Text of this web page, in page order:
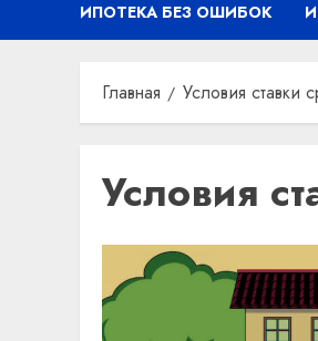
ИПОТЕКА БЕЗ ОШИБОК
Главная Условия ставки
Условия